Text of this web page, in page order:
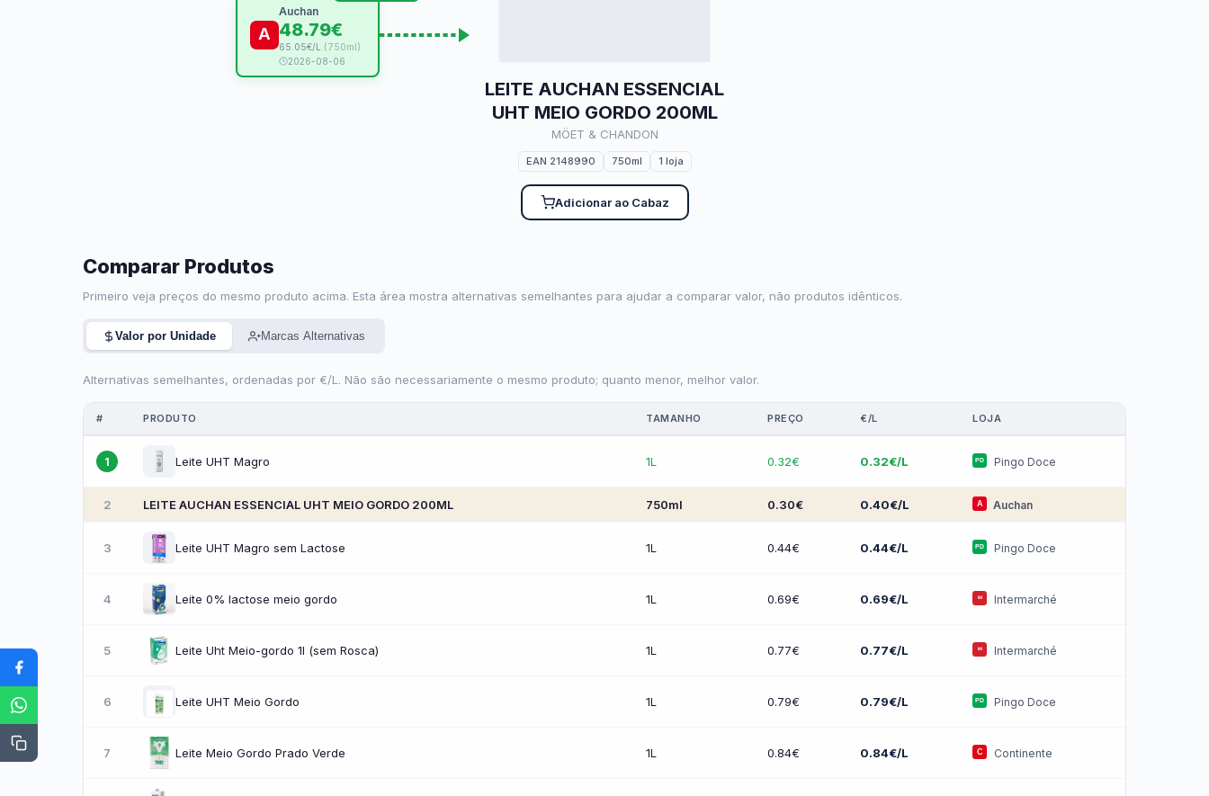
Auchan
48.79€
65.05€/L
(750ml)
2026-08-06
LEITE AUCHAN ESSENCIAL
UHT MEIO GORDO 200ML
MÖET & CHANDON
EAN 2148990 750ml 1 loja
Adicionar ao Cabaz
Comparar Produtos
Primeiro veja preços do mesmo produto acima. Esta área mostra alternativas semelhantes para ajudar a comparar valor, não produtos idênticos.
Valor por Unidade Marcas Alternativas
Alternativas semelhantes, ordenadas por €/L. Não são necessariamente o mesmo produto; quanto menor, melhor valor.
# PRODUTO TAMANHO PREÇO €/L LOJA
1 Leite UHT Magro 1L 0.32€ 0.32€/L Pingo Doce
2 LEITE AUCHAN ESSENCIAL UHT MEIO GORDO 200ML 750ml 0.30€ 0.40€/L Auchan
3 Leite UHT Magro sem Lactose 1L 0.44€ 0.44€/L Pingo Doce
4 Leite 0% lactose meio gordo 1L 0.69€ 0.69€/L Intermarché
5 Leite Uht Meio-gordo 1l (sem Rosca) 1L 0.77€ 0.77€/L Intermarché
6 Leite UHT Meio Gordo 1L 0.79€ 0.79€/L Pingo Doce
7 Leite Meio Gordo Prado Verde 1L 0.84€ 0.84€/L Continente